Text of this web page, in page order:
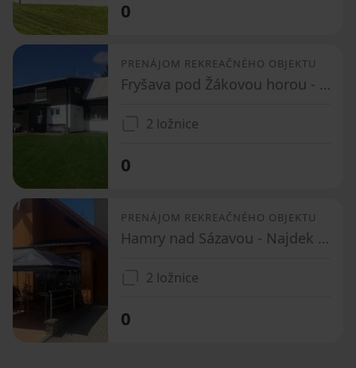
0
PRENÁJOM REKREAČNÉHO OBJEKTU
Fryšava pod Žákovou horou - Fryšava pod Žákovou horou, Kraj Vysočina
2 ložnice
0
PRENÁJOM REKREAČNÉHO OBJEKTU
Hamry nad Sázavou - Najdek na Moravě, Kraj Vysočina
2 ložnice
0